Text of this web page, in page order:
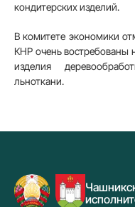
кондитерских изделий.
В комитете экономики
КНР очень
изделия
льноткани.